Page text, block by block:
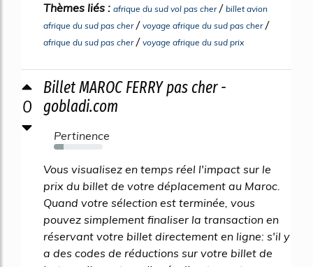
Thèmes liés : afrique du sud vol pas cher/ billet avion
afrique du sud pas cher/ voyage afrique du sud pas cher/
afrique du sud pas cher/ voyage afrique du sud prix
0
Billet MAROC FERRY pas cher -
gobladi.com
Pertinence
20%
Vous visualisez en temps réel l'impact sur le
prix du billet de votre déplacement au Maroc.
Quand votre sélection est terminée, vous
pouvez simplement finaliser la transaction en
réservant votre billet directement en ligne: s'il y
a des codes de réductions sur votre billet de